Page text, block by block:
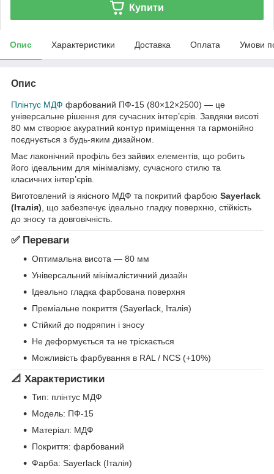
Купити
Опис Характеристики Доставка Оплата Умови
Опис
Плінтус МДФ фарбований ПФ-15 (80×12×2500) — це
універсальне рішення для сучасних інтер’єрів. Завдяки висоті
80 мм створює акуратний контур приміщення та гармонійно
поєднується з будь-яким дизайном.
Має лаконічний профіль без зайвих елементів, що робить
його ідеальним для мінімалізму, сучасного стилю та
класичних інтер’єрів.
Виготовлений із якісного МДФ та покритий фарбою Sayerlack
(Італія) , що забезпечує ідеально гладку поверхню, стійкість
до зносу та довговічність.
✅ Переваги
Оптимальна висота — 80 мм
Універсальний мінімалістичний дизайн
Ідеально гладка фарбована поверхня
Преміальне покриття (Sayerlack, Італія)
Стійкий до подряпин і зносу
Не деформується та не тріскається
Можливість фарбування в RAL / NCS (+10%)
📐 Характеристики
Тип: плінтус МДФ
Модель: ПФ-15
Матеріал: МДФ
Покриття: фарбований
Фарба: Sayerlack (Італія)